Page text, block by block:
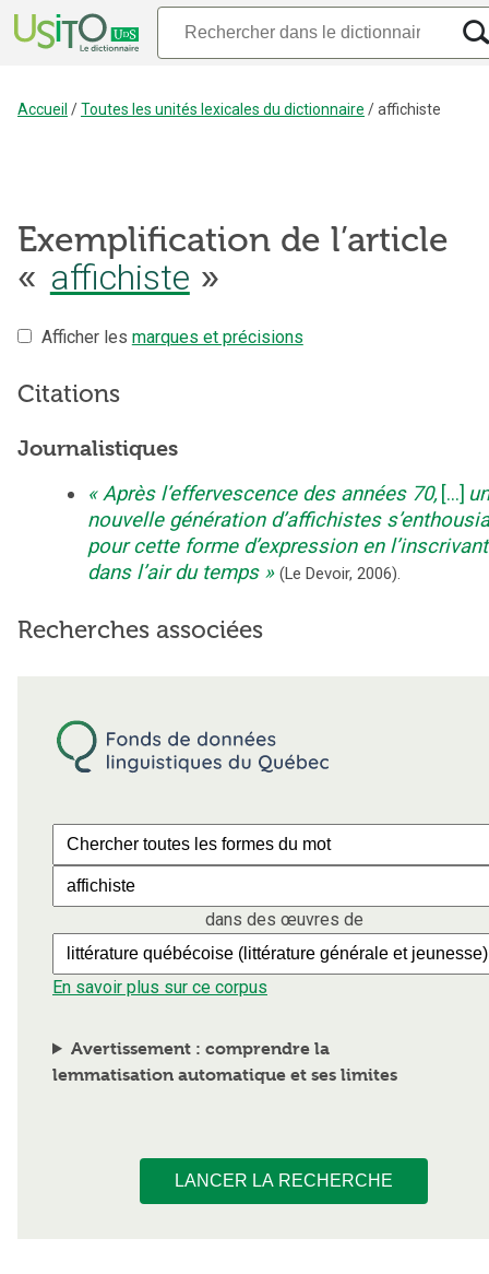
Accueil /Toutes les unités lexicales du dictionnaire /affichiste
Exemplification de l’article
« affichiste »
Afficher les marques et précisions
Citations
Journalistiques
Après l’effervescence des années 70, [...]
nouvelle génération d’affichistes
pour cette forme d’expression en l’inscrivant
dans l’air du temps
(Le Devoir, 2006).
Recherches associées
dans des œuvres de
En savoir plus sur ce corpus
Avertissement : comprendre la
lemmatisation automatique et ses limites
LANCER LA RECHERCHE